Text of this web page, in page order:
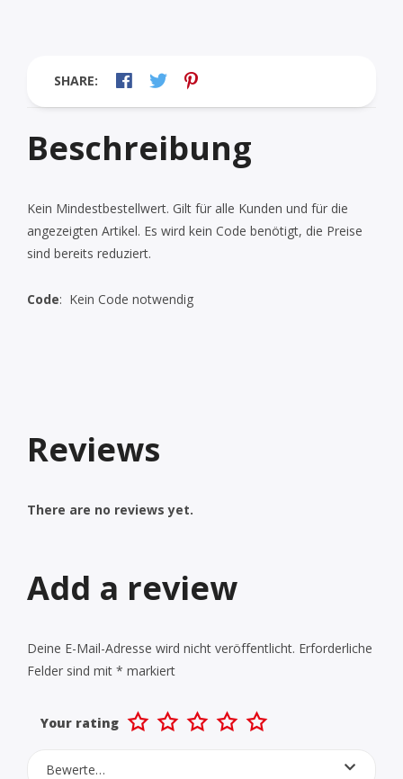
SHARE:
Beschreibung
Kein Mindestbestellwert. Gilt für alle Kunden und für die
angezeigten Artikel. Es wird kein Code benötigt, die Preise
sind bereits reduziert.
Code: Kein Code notwendig
Reviews
There are no reviews yet.
Add a review
Deine E-Mail-Adresse wird nicht veröffentlicht. Erforderliche
Felder sind mit * markiert
Your rating
Bewerte…